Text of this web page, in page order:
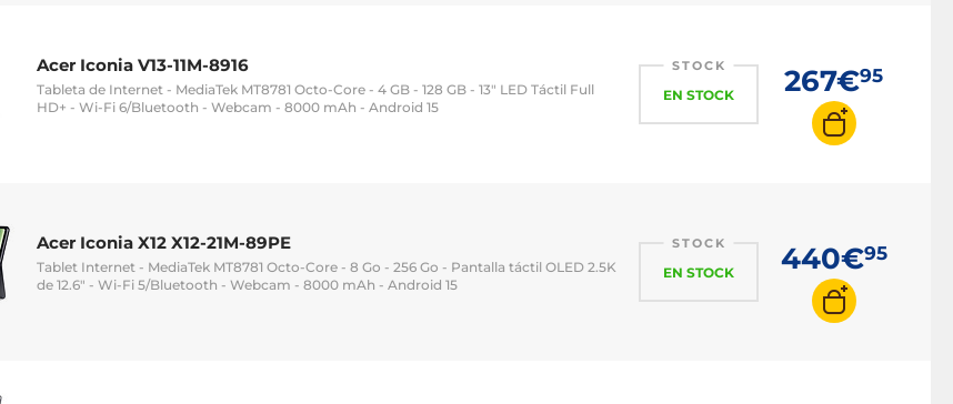
Acer Iconia V13-11M-8916
Tableta de Internet - MediaTek MT8781 Octo-Core - 4 GB - 128 GB - 13" LED Táctil Full
HD+ - Wi-Fi 6/Bluetooth - Webcam - 8000 mAh - Android 15
STOCK
EN STOCK 267€95
Acer Iconia X12 X12-21M-89PE
Tablet Internet - MediaTek MT8781 Octo-Core - 8 Go - 256 Go - Pantalla táctil OLED 2.5K
de 12.6" - Wi-Fi 5/Bluetooth - Webcam - 8000 mAh - Android 15
STOCK
EN STOCK 440€95